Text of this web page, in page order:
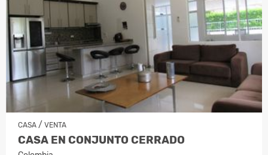
CASA / VENTA
CASA EN CONJUNTO CERRADO